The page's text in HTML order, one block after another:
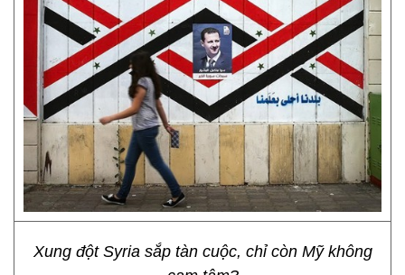
Xung đột Syria sắp tàn cuộc, chỉ còn Mỹ không